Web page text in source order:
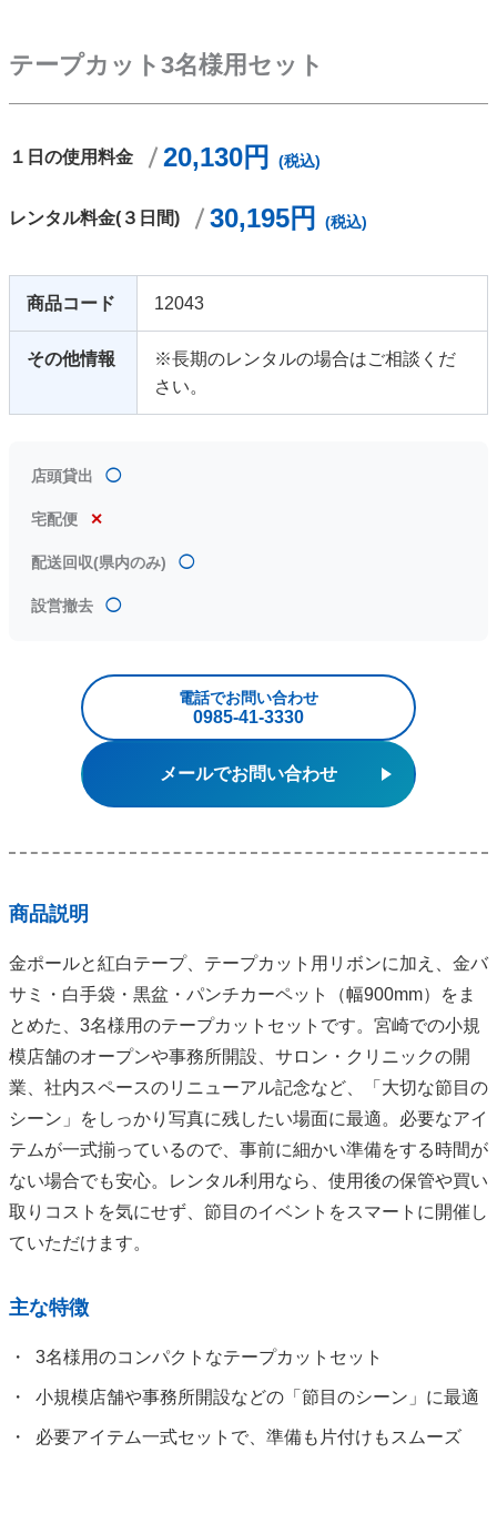
テープカット3名様用セット
１日の使用料金 20,130円 (税込)
レンタル料金(３日間) 30,195円 (税込)
商品コード 12043
その他情報
※長期のレンタルの場合はご相談くだ
さい。
店頭貸出 ◯
宅配便 ✕
配送回収(県内のみ) ◯
設営撤去 ◯
電話でお問い合わせ
0985‐41‐3330
メールでお問い合わせ
商品説明
金ポールと紅白テープ、テープカット用リボンに加え、金バ
サミ・白手袋・黒盆・パンチカーペット（幅900mm）をま
とめた、3名様用のテープカットセットです。宮崎での小規
模店舗のオープンや事務所開設、サロン・クリニックの開
業、社内スペースのリニューアル記念など、「大切な節目の
シーン」をしっかり写真に残したい場面に最適。必要なアイ
テムが一式揃っているので、事前に細かい準備をする時間が
ない場合でも安心。レンタル利用なら、使用後の保管や買い
取りコストを気にせず、節目のイベントをスマートに開催し
ていただけます。
主な特徴
3名様用のコンパクトなテープカットセット
小規模店舗や事務所開設などの「節目のシーン」に最適
必要アイテム一式セットで、準備も片付けもスムーズ